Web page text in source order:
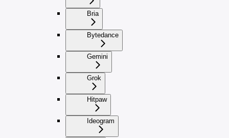
Bria
Bytedance
Gemini
Grok
Hitpaw
Ideogram